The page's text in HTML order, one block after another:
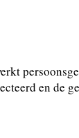
en de